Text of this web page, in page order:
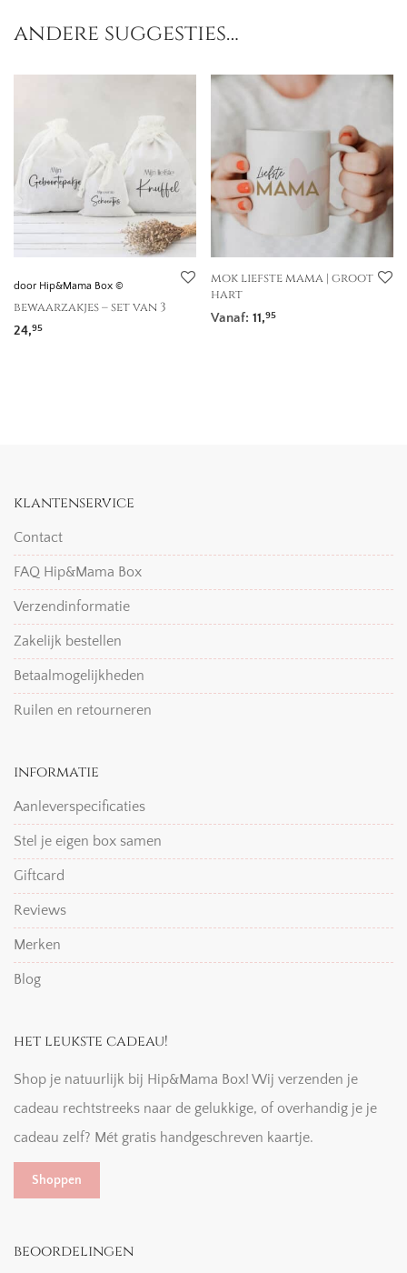
andere suggesties…
door Hip&Mama Box ©
bewaarzakjes – set van 3
24,95
mok liefste mama | groot
hart
Vanaf: 11,95
klantenservice
Contact
FAQ Hip&Mama Box
Verzendinformatie
Zakelijk bestellen
Betaalmogelijkheden
Ruilen en retourneren
informatie
Aanleverspecificaties
Stel je eigen box samen
Giftcard
Reviews
Merken
Blog
het leukste cadeau!
Shop je natuurlijk bij Hip&Mama Box! Wij verzenden je
cadeau rechtstreeks naar de gelukkige, of overhandig je je
cadeau zelf? Mét gratis handgeschreven kaartje.
Shoppen
beoordelingen